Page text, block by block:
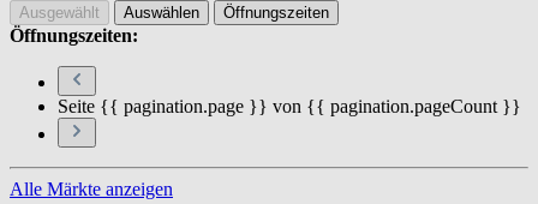
Ausgewählt Auswählen Öffnungszeiten
Öffnungszeiten:
Seite {{ pagination.page }} von {{ pagination.pageCount }}
Alle Märkte anzeigen